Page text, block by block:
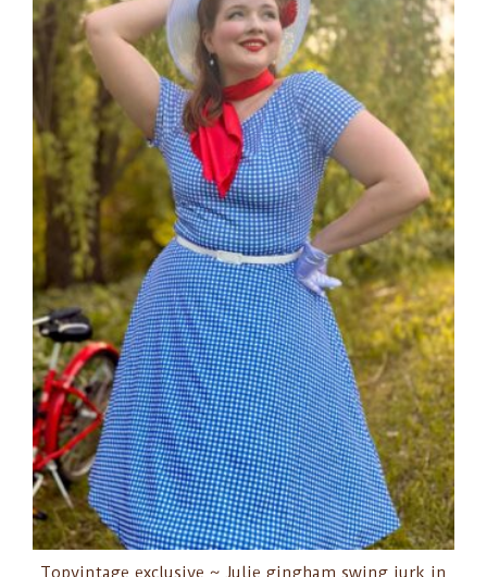
Topvintage exclusive ~ Julie gingham swing jurk in